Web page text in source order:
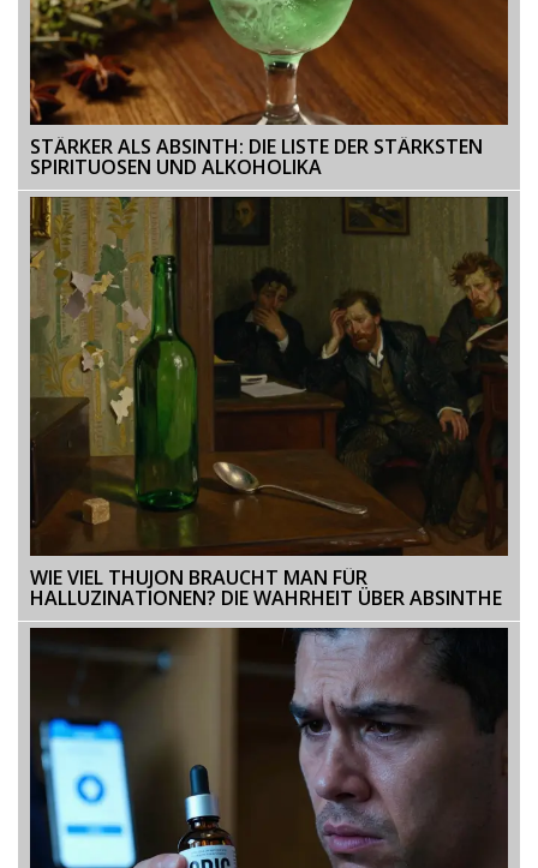
STÄRKER ALS ABSINTH: DIE LISTE DER STÄRKSTEN
SPIRITUOSEN UND ALKOHOLIKA
WIE VIEL THUJON BRAUCHT MAN FÜR
HALLUZINATIONEN? DIE WAHRHEIT ÜBER ABSINTHE